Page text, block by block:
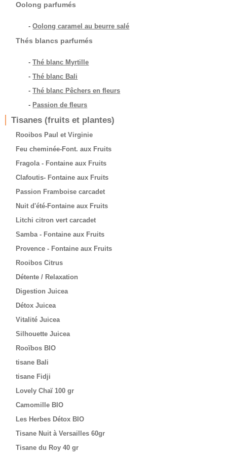
Oolong parfumés
-Oolong caramel au beurre salé
Thés blancs parfumés
-Thé blanc Myrtille
-Thé blanc Bali
-Thé blanc Pêchers en fleurs
- Passion de fleurs
Tisanes (fruits et plantes)
Rooibos Paul et Virginie
Feu cheminée-Font. aux Fruits
Fragola - Fontaine aux Fruits
Clafoutis- Fontaine aux Fruits
Passion Framboise carcadet
Nuit d'été-Fontaine aux Fruits
Litchi citron vert carcadet
Samba - Fontaine aux Fruits
Provence - Fontaine aux Fruits
Rooibos Citrus
Détente / Relaxation
Digestion Juicea
Détox Juicea
Vitalité Juicea
Silhouette Juicea
Rooïbos BIO
tisane Bali
tisane Fidji
Lovely Chaï 100 gr
Camomille BIO
Les Herbes Détox BIO
Tisane Nuit à Versailles 60gr
Tisane du Roy 40 gr